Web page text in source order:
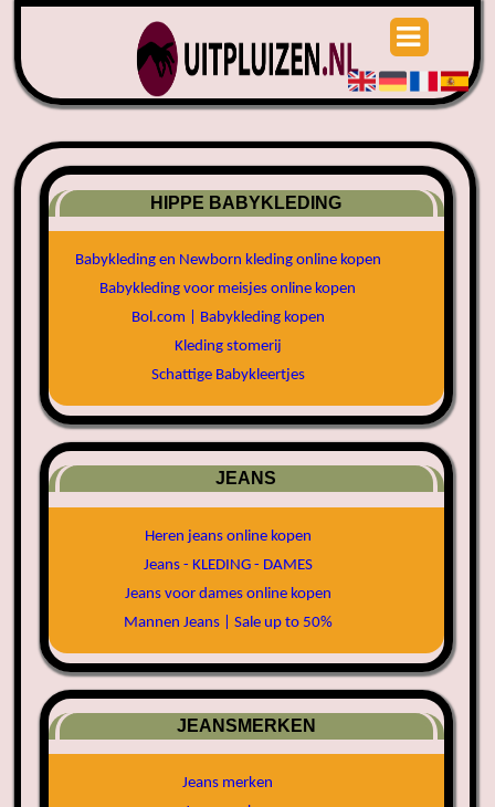
HIPPE BABYKLEDING
Babykleding en Newborn kleding online kopen
Babykleding voor meisjes online kopen
Bol.com | Babykleding kopen
Kleding stomerij
Schattige Babykleertjes
JEANS
Heren jeans online kopen
Jeans - KLEDING - DAMES
Jeans voor dames online kopen
Mannen Jeans | Sale up to 50%
JEANSMERKEN
Jeans merken